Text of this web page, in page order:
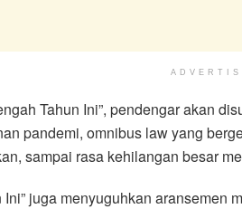
Tahun Ini”, pendengar akan
pandemi, omnibus law yang
sampai rasa kehilangan besar
Ini” juga menyuguhkan